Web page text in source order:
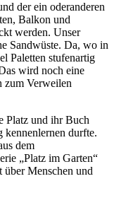
der ein oderanderen
Balkon und
werden. Unser
Sandwüste. Da, wo in
Paletten stufenartig
wird noch eine
zum Verweilen
Platz und ihr Buch
kennenlernen durfte.
dem
„Platz im Garten“
Menschen und